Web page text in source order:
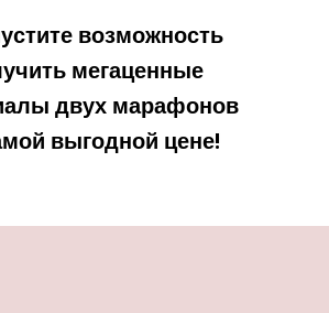
возможность
мегаценные
двух марафонов
выгодной цене!